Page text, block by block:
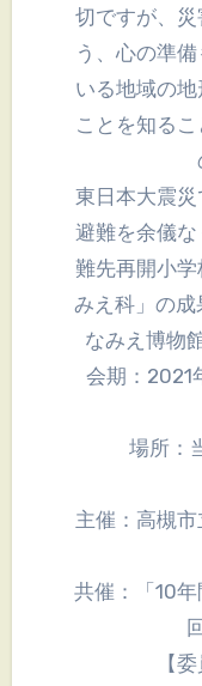
切ですが、
う、心の準
いる地域の
ことを知る
東日本大震
避難を余儀
難先再開小
みえ科」の成
なみえ博物
会期：2021
場所：
主催：高槻
共催：「10
【